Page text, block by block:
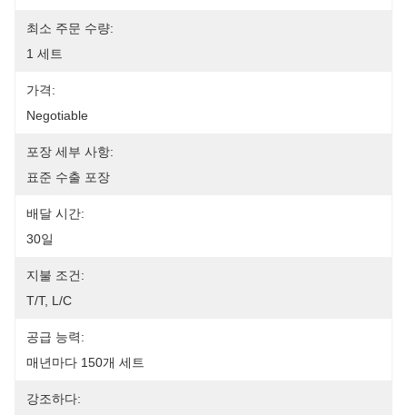
최소 주문 수량:
1 세트
가격:
Negotiable
포장 세부 사항:
표준 수출 포장
배달 시간:
30일
지불 조건:
T/T, L/C
공급 능력:
매년마다 150개 세트
강조하다: